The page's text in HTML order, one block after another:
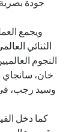
ويجمع
الثنائي
النجوم
خان، سانجاي
وسيد رجب، في
كما دخل